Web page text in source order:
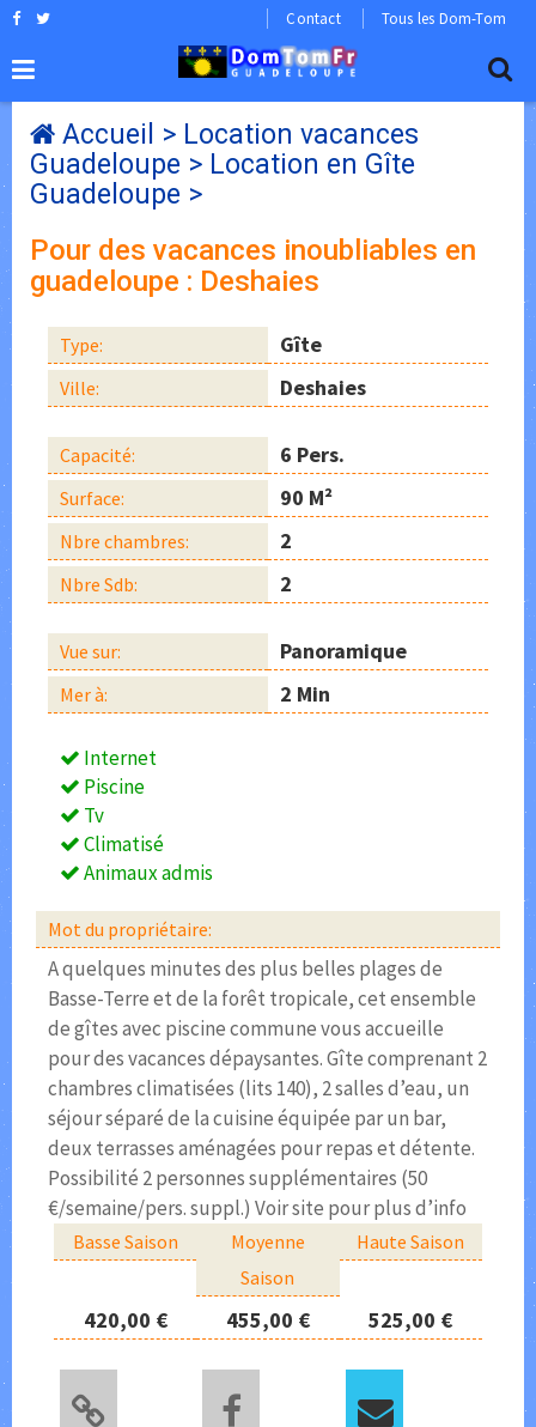
Contact Tous les Dom-Tom
Accueil > Location vacances
Guadeloupe > Location en Gîte
Guadeloupe >
Pour des vacances inoubliables en
guadeloupe : Deshaies
Type: Gîte
Ville: Deshaies
Capacité: 6 Pers.
Surface: 90 M²
Nbre chambres: 2
Nbre Sdb: 2
Vue sur: Panoramique
Mer à: 2 Min
Internet
Piscine
Tv
Climatisé
Animaux admis
Mot du propriétaire:
A quelques minutes des plus belles plages de
Basse-Terre et de la forêt tropicale, cet ensemble
de gîtes avec piscine commune vous accueille
pour des vacances dépaysantes. Gîte comprenant 2
chambres climatisées (lits 140), 2 salles d’eau, un
séjour séparé de la cuisine équipée par un bar,
deux terrasses aménagées pour repas et détente.
Possibilité 2 personnes supplémentaires (50
€/semaine/pers. suppl.) Voir site pour plus d’info
Basse Saison
Moyenne
Saison
Haute Saison
420,00 € 455,00 € 525,00 €